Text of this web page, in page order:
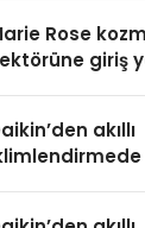
Rose
giriş
akıllı